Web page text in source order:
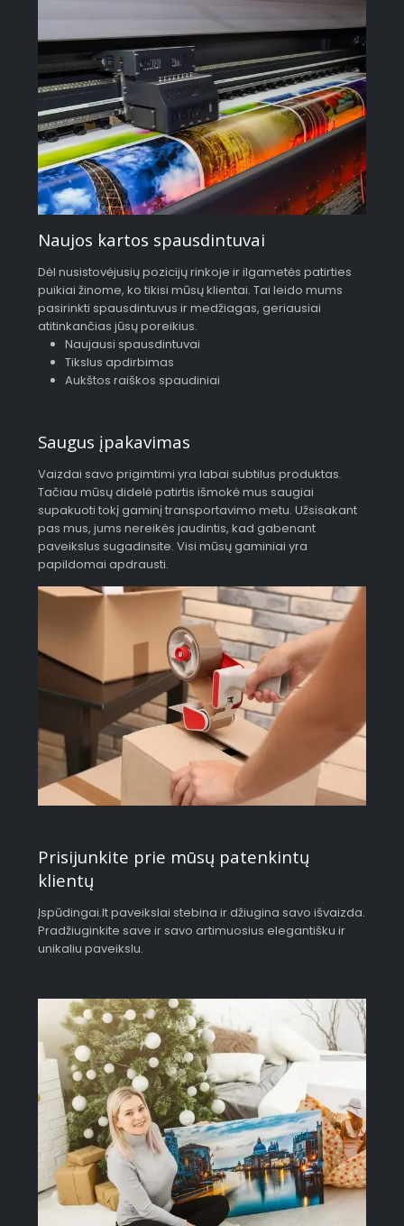
Naujos kartos spausdintuvai
Dėl nusistovėjusių pozicijų rinkoje ir ilgametės patirties
puikiai žinome, ko tikisi mūsų klientai. Tai leido mums
pasirinkti spausdintuvus ir medžiagas, geriausiai
atitinkančias jūsų poreikius.
Naujausi spausdintuvai
Tikslus apdirbimas
Aukštos raiškos spaudiniai
Saugus įpakavimas
Vaizdai savo prigimtimi yra labai subtilus produktas.
Tačiau mūsų didelė patirtis išmokė mus saugiai
supakuoti tokį gaminį transportavimo metu. Užsisakant
pas mus, jums nereikės jaudintis, kad gabenant
paveikslus sugadinsite. Visi mūsų gaminiai yra
papildomai apdrausti.
Prisijunkite prie mūsų patenkintų
klientų
Įspūdingai.lt paveikslai stebina ir džiugina savo išvaizda.
Pradžiuginkite save ir savo artimuosius elegantišku ir
unikaliu paveikslu.